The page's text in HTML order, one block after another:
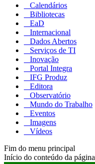
Calendários
Bibliotecas
EaD
Internacional
Dados Abertos
Serviços de TI
Inovação
Portal Integra
IFG Produz
Editora
Observatório
Mundo do Trabalho
Eventos
Imagens
Vídeos
Fim do menu principal
Início do conteúdo da página